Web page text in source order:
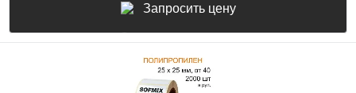
Запросить цену